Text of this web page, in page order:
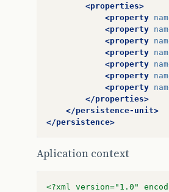
<properties>
<property
<property
<property
<property
<property
<property
<property
</properties>
</persistence-unit>
</persistence>
Aplication context
<?xml version="1.0"